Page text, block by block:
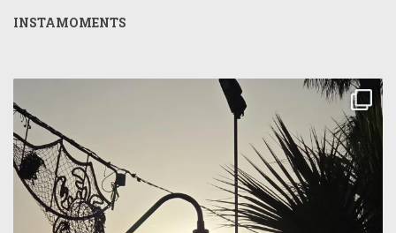
INSTAMOMENTS